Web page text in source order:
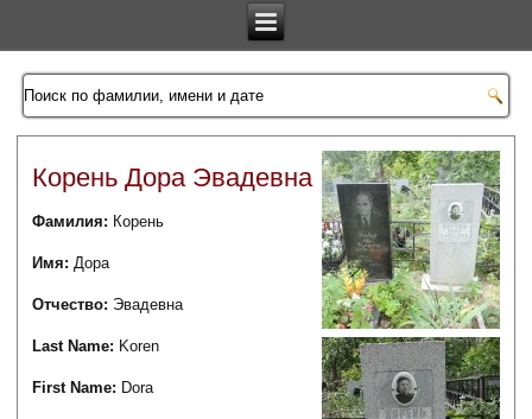
Корень Дора Эвадевна
Фамилия: Корень
Имя:Дора
Отчество: Эвадевна
Last Name: Koren
First Name: Dora